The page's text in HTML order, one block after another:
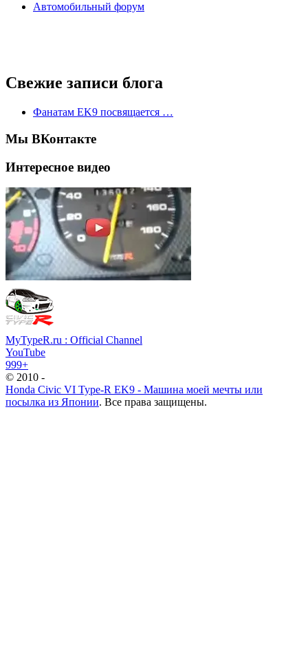
Автомобильный форум
Свежие записи блога
Фанатам EK9 посвящается …
Мы ВКонтакте
Интересное видео
MyTypeR.ru : Official Channel
YouTube
999+
© 2010 -
Honda Civic VI Type-R EK9 - Машина моей мечты или
посылка из Японии. Все права защищены.